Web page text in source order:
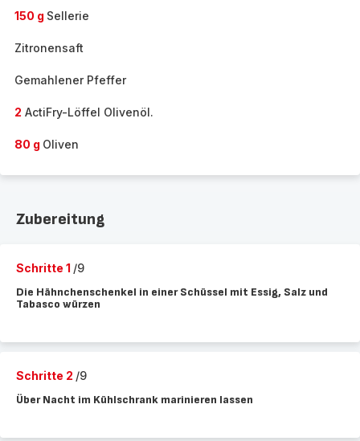
150 g Sellerie
Zitronensaft
Gemahlener Pfeffer
2 ActiFry-Löffel Olivenöl.
80 g Oliven
Zubereitung
Schritte 1 /9
Die Hähnchenschenkel in einer Schüssel mit Essig, Salz und
Tabasco würzen
Schritte 2 /9
Über Nacht im Kühlschrank marinieren lassen